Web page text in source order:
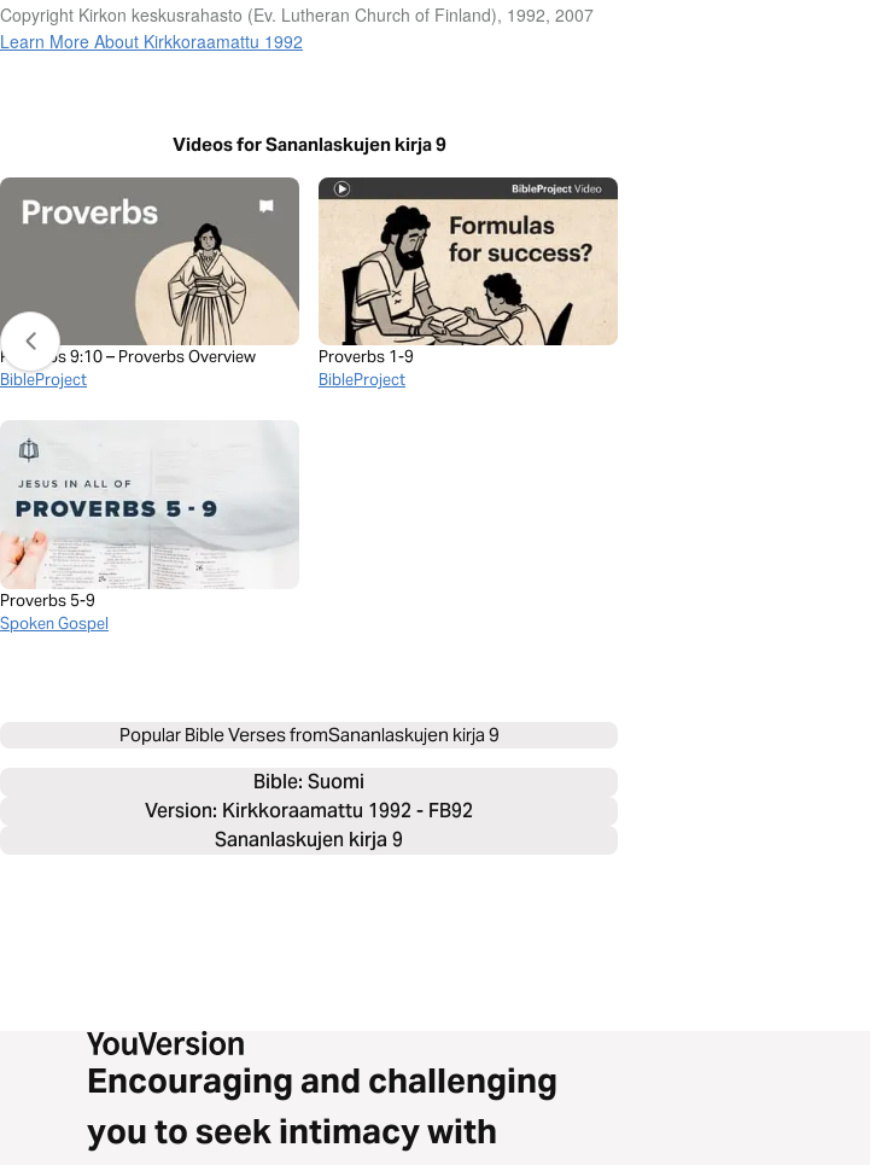
Copyright Kirkon keskusrahasto (Ev. Lutheran Church of Finland), 1992, 2007
Learn More About Kirkkoraamattu 1992
Videos for Sananlaskujen kirja 9
Proverbs 9:10 – Proverbs Overview
BibleProject
Proverbs 1-9
BibleProject
Proverbs 5-9
Spoken Gospel
Popular Bible Verses fromSananlaskujen kirja 9
Bible: Suomi
Version: Kirkkoraamattu 1992 - FB92
Sananlaskujen kirja 9
Encouraging and challenging
you to seek intimacy with